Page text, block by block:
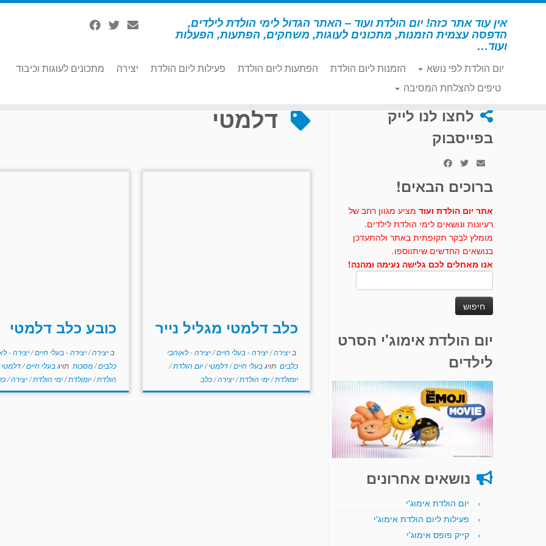
דלג
אין עוד אתר כזה! יום הולדת ועוד – האתר הגדול לימי הולדת לילדים,
הדפסה עצמית הזמנות, מתכונים לעוגות, משחקים, הפתעות, הפעלות
ועוד…
יום הולדת לפי נושא הזמנות ליום הולדת הפתעות ליום הולדת פעילות ליום הולדת יצירה
מתכונים לעוגות וכיבוד
טיפים להצלחת המסיבה
דף הבית » דלמטי
לחצו לנו לייק
בפייסבוק
ברוכים הבאים!
אתר יום הולדת ועוד מציע מגוון רחב של
רעיונות ונושאים לימי הולדת לילדים.
מומלץ לבקר תקופתית באתר ולהתעדכן
בנושאים החדשים שיתווספו.
אנו מאחלים לכם גלישה נעימה ומהנה!
יום הולדת אימוג'י הסרט
לילדים
נושאים אחרונים
יום הולדת אימוג'י
פעילות ליום הולדת אימוג'י
קייק פופס אימוג'י
דלמטי
כלב דלמטי מגליל נייר
ביצירה/יצירה - בעלי חיים/יצירה - לאוהבי
כלבים תויגבעלי חיים/דלמטי/יום הולדת/
יומולדת/ימי הולדת/יצירה/כלב
כובע כלב דלמטי
ב יצירה/יצירה - בעלי חיים/יצירה -
כלבים/מסכות תויגבעלי חיים/דלמטי
הולדת/יומולדת/ימי הולדת/יצירה/